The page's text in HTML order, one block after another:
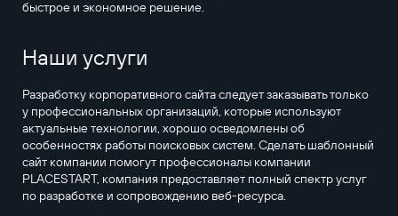
быстрое и экономное решение.
Наши услуги
Разработку корпоративного сайта следует заказывать только
у профессиональных организаций, которые используют
актуальные технологии, хорошо осведомлены об
особенностях работы поисковых систем. Сделать шаблонный
сайт компании помогут профессионалы компании
PLACESTART, компания предоставляет полный спектр услуг
по разработке и сопровождению веб-ресурса.